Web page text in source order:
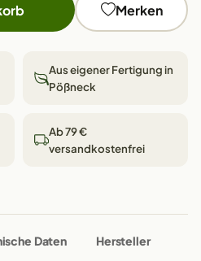
Merken
Aus eigener Fertigung in
Pößneck
Ab 79 €
versandkostenfrei
Daten Hersteller